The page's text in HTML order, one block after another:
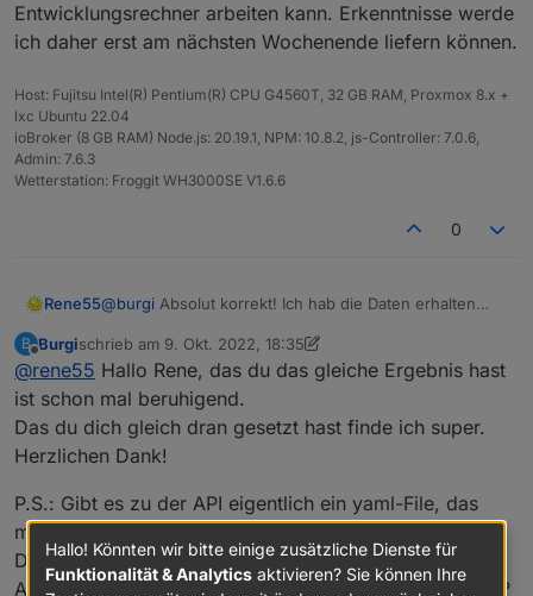
Entwicklungsrechner arbeiten kann. Erkenntnisse werde
ich daher erst am nächsten Wochenende liefern können.
Host: Fujitsu Intel(R) Pentium(R) CPU G4560T, 32 GB RAM, Proxmox 8.x +
lxc Ubuntu 22.04
ioBroker (8 GB RAM) Node.js: 20.19.1, NPM: 10.8.2, js-Controller: 7.0.6,
Admin: 7.6.3
Wetterstation: Froggit WH3000SE V1.6.6
0
Rene55@burgi Absolut korrekt! Ich hab die Daten erhalten
leider in dieser Woche unterwegs, so dass ich nicht
am Entwicklungsrechner arbeiten kann. Erkenntnisse
werde ich daher erst am nächsten Wochenende
liefern können.
B
Offline
Burgischrieb am 9. Okt. 2022, 18:35
zuletzt editiert von Burgi 10. Sept. 2022, 20:42
@rene55 Hallo Rene, das du das gleiche Ergebnis hast
ist schon mal beruhigend.
Das du dich gleich dran gesetzt hast finde ich super.
Herzlichen Dank!
P.S.: Gibt es zu der API eigentlich ein yaml-File, das
man in Swagger einlesen kann, oder direkt Swagger?
Das wäre sicher hilfreich.
Arbeiten die mit json oder xml oder noch was anderes?
Hallo! Könnten wir bitte einige zusätzliche Dienste für
Funktionalität & Analytics aktivieren? Sie können Ihre